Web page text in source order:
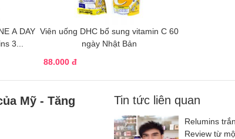
A DAY
3...
Viên uống DHC bổ sung vitamin C 60
ngày Nhật Bản
88.000 đ
Mỹ - Tăng
Tin tức liên quan
Relumins
Review từ